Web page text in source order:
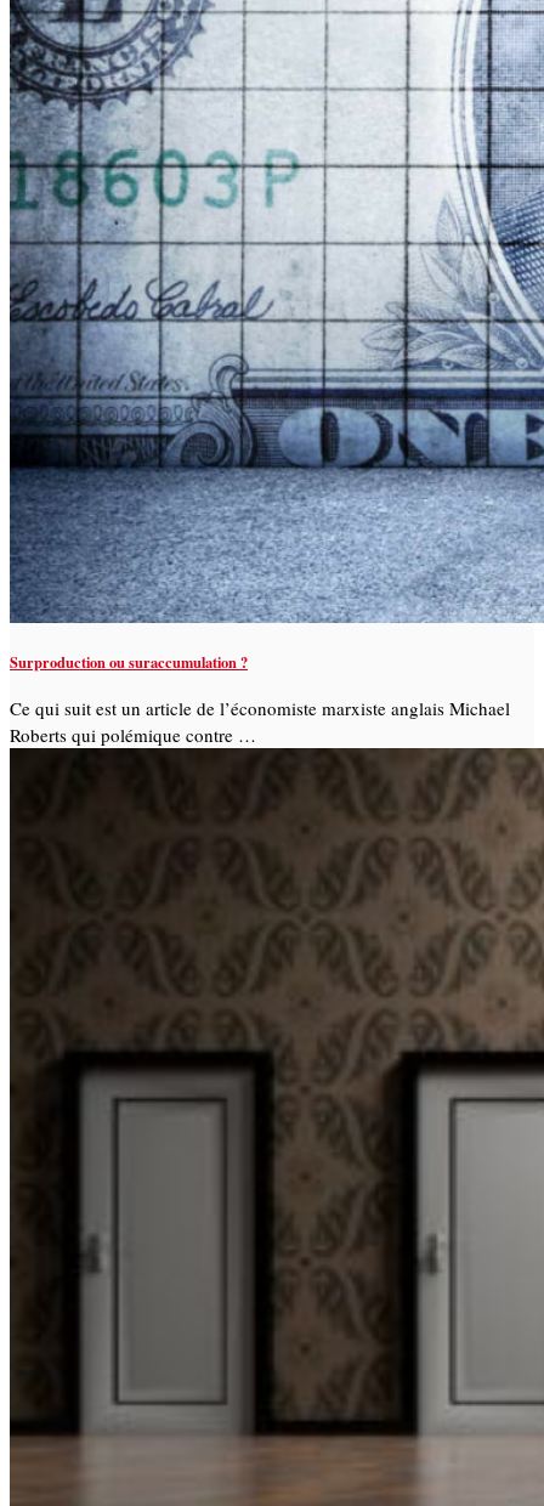
Surproduction ou suraccumulation ?
Ce qui suit est un article de l’économiste marxiste anglais Michael
Roberts qui polémique contre …